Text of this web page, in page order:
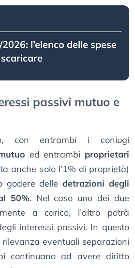
l’elenco delle spese
passivi mutuo e
con entrambi i coniugi
ed entrambi proprietari
anche solo l’1% di proprietà)
godere delledetrazioni degli
50%. Nel caso uno dei due
a carico, l’altro potrà
interessi passivi. In questo
eventuali separazioni
continuano ad avere diritto